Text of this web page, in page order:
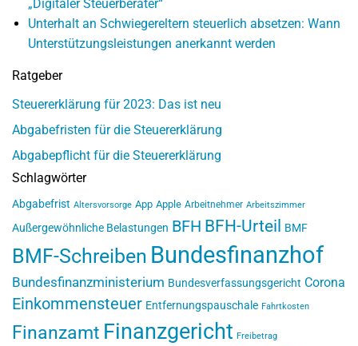
„Digitaler Steuerberater“
Unterhalt an Schwiegereltern steuerlich absetzen: Wann
Unterstützungsleistungen anerkannt werden
Ratgeber
Steuererklärung für 2023: Das ist neu
Abgabefristen für die Steuererklärung
Abgabepflicht für die Steuererklärung
Schlagwörter
Abgabefrist Altersvorsorge App Apple Arbeitnehmer Arbeitszimmer
Außergewöhnliche Belastungen BFH BFH-Urteil BMF
BMF-Schreiben Bundesfinanzhof
Bundesfinanzministerium Bundesverfassungsgericht Corona
Einkommensteuer Entfernungspauschale Fahrtkosten
Finanzamt Finanzgericht Freibetrag